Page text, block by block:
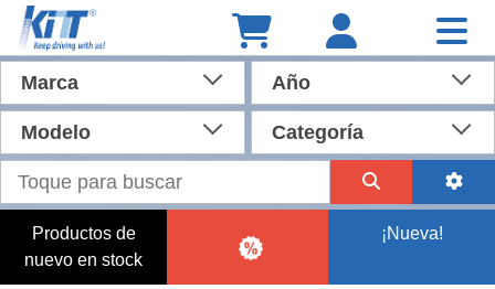
Marca Año
Modelo Categoría
Productos de
nuevo en stock
¡Nueva!